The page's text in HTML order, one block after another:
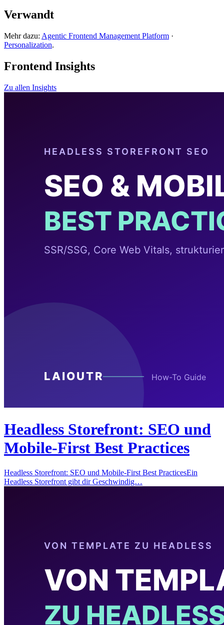
Verwandt
Mehr dazu: Agentic Frontend Management Platform ·
Personalization.
Frontend Insights
Zu allen Insights
Headless Storefront: SEO und
Mobile-First Best Practices
Headless Storefront: SEO und Mobile-First Best PracticesEin
Headless Storefront gibt dir Geschwindig…